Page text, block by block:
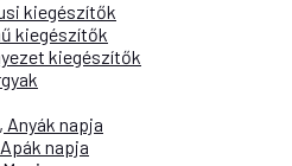
kiegészítők
kiegészítők
kiegészítők
Anyák napja
napja